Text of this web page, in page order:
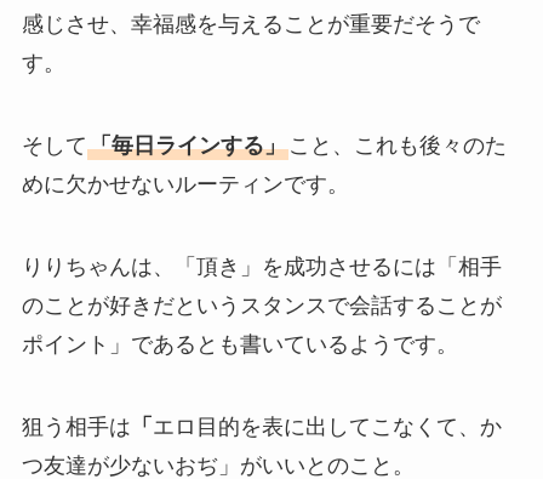
感じさせ、幸福感を与えることが重要だそうで
す。
そして「毎日ラインする」こと、これも後々のた
めに欠かせないルーティンです。
りりちゃんは、「頂き」を成功させるには「相手
のことが好きだというスタンスで会話することが
ポイント」であるとも書いているようです。
狙う相手は 「 エロ目的を表に出してこなくて、か
つ友達が少ないおぢ」がいいとのこと。